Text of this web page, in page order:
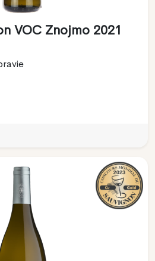
VOC Znojmo 2021